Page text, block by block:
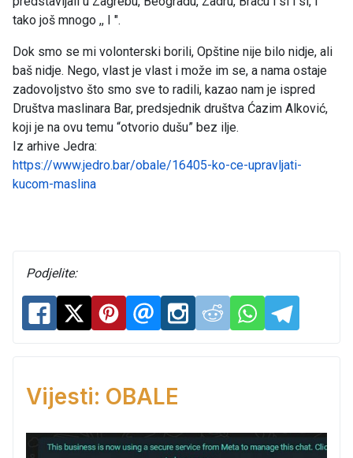
tako još mnogo ,, I ".
Dok smo se mi volonterski borili, Opštine nije bilo nidje, ali
baš nidje. Nego, vlast je vlast i može im se, a nama ostaje
zadovoljstvo što smo sve to radili, kazao nam je ispred
Društva maslinara Bar, predsjednik društva Ćazim Alković,
koji je na ovu temu “otvorio dušu” bez ilje.
Iz arhive Jedra:
https://www.jedro.bar/obale/16405-ko-ce-upravljati-
kucom-maslina
Podjelite:
Vijesti: OBALE